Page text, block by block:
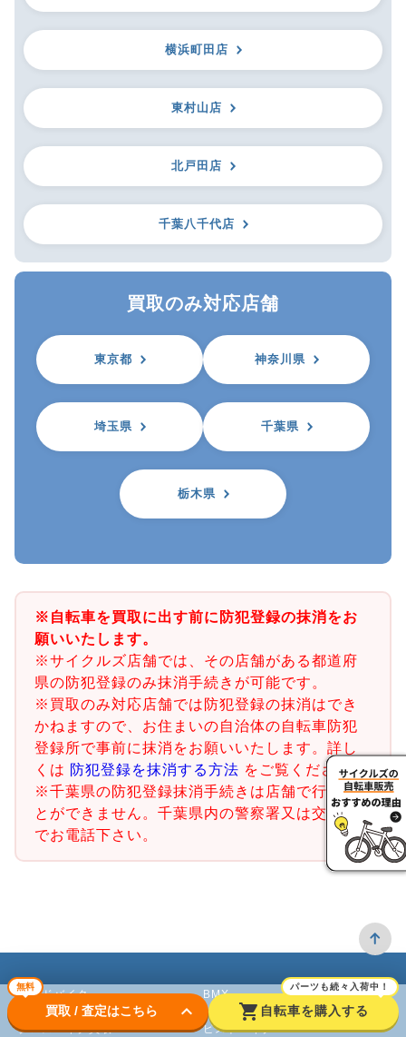
横浜町田店
東村山店
北戸田店
千葉八千代店
買取のみ対応店舗
東京都 神奈川県
埼玉県 千葉県
栃木県
※自転車を買取に出す前に防犯登録の抹消をお
願いいたします。
※サイクルズ店舗では、その店舗がある都道府
県の防犯登録のみ抹消手続きが可能です。
※買取のみ対応店舗では防犯登録の抹消はでき
かねますので、お住まいの自治体の自転車防犯
登録所で事前に抹消をお願いいたします。詳し
くは 防犯登録を抹消する方法 をご覧ください。
※千葉県の防犯登録抹消手続きは店舗で行うこ
とができません。千葉県内の警察署又は交番ま
でお電話下さい。
無料
買取 / 査定はこちら keyboard_arrow_down shopping_cart
パーツも続々入荷中！
自転車を購入する
ロードバイク
クロスバイク買取
BMX
ピストバイク